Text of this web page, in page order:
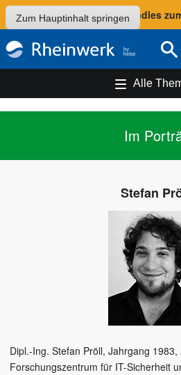
Zum Hauptinhalt springen
Sommer-Aktion: Bundles
Alle
Im
Stefan
Dipl.-Ing. Stefan Pröll, Jahrgang
Forschungszentrum für IT-Sicherheit